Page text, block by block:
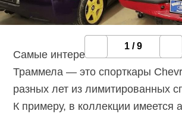
1 /9
Самые интересные автомобили
Траммела — это спорткары
разных лет из лимитированных
К примеру, в коллекции имеется